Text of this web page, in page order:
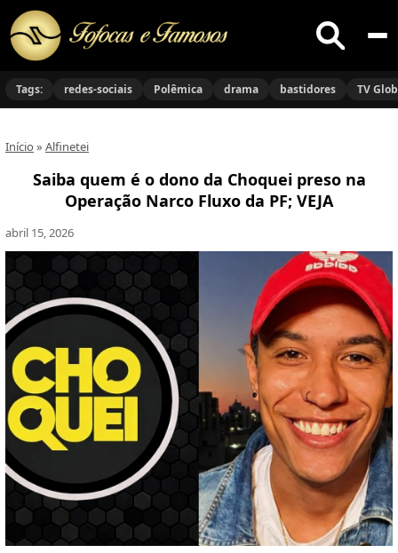
Buscar
no
Tags: redes-sociais Polêmica drama bastidores TV
Início » Alfinetei
Saiba quem é o dono da Choquei preso na
Operação Narco Fluxo da PF; VEJA
abril 15, 2026